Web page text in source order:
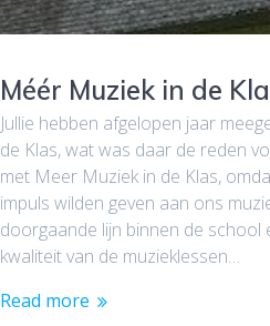
Méér Muziek in de
Jullie hebben afgelopen jaar
de Klas, wat was daar de reden
met Meer Muziek in de Klas,
impuls wilden geven aan ons
doorgaande lijn binnen de school
kwaliteit van de muzieklessen…
Read more